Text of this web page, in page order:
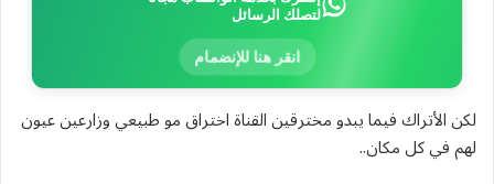
لتصلك الرسائل
انقر هنا للإنضمام
لكن الأتراك فيما يبدو مخترقين القناة اختراق مو طبيعي وزارعين عيون
لهم في كل مكان..